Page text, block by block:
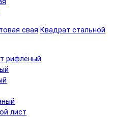
свая Квадрат стальной
рифлёный
лист